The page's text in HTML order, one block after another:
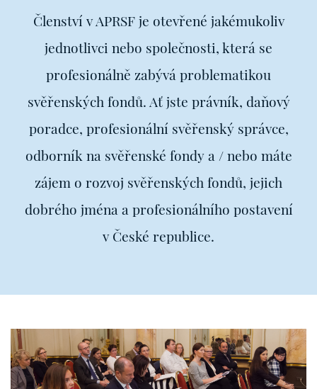
Členství v APRSF je otevřené jakémukoliv
jednotlivci nebo společnosti, která se
profesionálně zabývá problematikou
svěřenských fondů. Ať jste právník, daňový
poradce, profesionální svěřenský správce,
odborník na svěřenské fondy a / nebo máte
zájem o rozvoj svěřenských fondů, jejich
dobrého jména a profesionálního postavení
v České republice.